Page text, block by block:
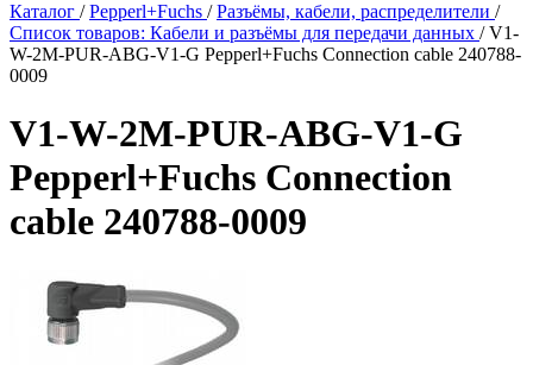
Каталог /Pepperl+Fuchs /Разъёмы, кабели, распределители /
Список товаров: Кабели и разъёмы для передачи данных /V1-
W-2M-PUR-ABG-V1-G Pepperl+Fuchs Connection cable 240788-
0009
V1-W-2M-PUR-ABG-V1-G
Pepperl+Fuchs Connection
cable 240788-0009